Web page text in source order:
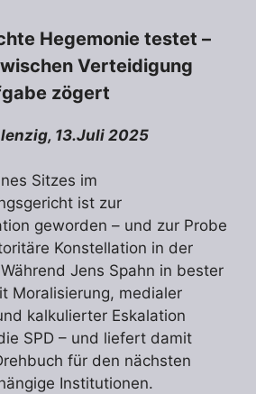
Hegemonie testet –
Verteidigung
zögert
13.Juli 2025
Sitzes im
ist zur
geworden – und zur Probe
Konstellation in der
Jens Spahn in bester
Moralisierung, medialer
kalkulierter Eskalation
SPD – und liefert damit
für den nächsten
Institutionen.